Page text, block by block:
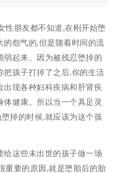
性朋友都不知道,在刚开始堕
的怨气的,但是随着时间的流
弱起来。因为被残忍堕掉的
把孩子打掉了之后,你的生活
出现各种妇科疾病和肝肾疾
健康。所以当一个具足灵
掉的时候,就应该为这个孩
给这些未出世的孩子做一场
重要的原因,就是堕胎后的胎